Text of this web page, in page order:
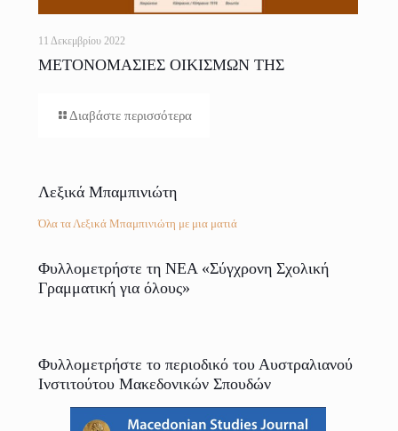
11 Δεκεμβρίου 2022
ΜΕΤΟΝΟΜΑΣΙΕΣ ΟΙΚΙΣΜΩΝ ΤΗΣ
Διαβάστε περισσότερα
Λεξικά Μπαμπινιώτη
Όλα τα Λεξικά Μπαμπινιώτη με μια ματιά
Φυλλομετρήστε τη ΝΕΑ «Σύγχρονη Σχολική
Γραμματική για όλους»
Φυλλομετρήστε το περιοδικό του Αυστραλιανού
Ινστιτούτου Μακεδονικών Σπουδών